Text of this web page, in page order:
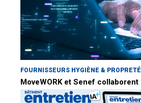
FOURNISSEURS HYGIÈNE & PROPRETÉ
MoveWORK et Senef collaborent